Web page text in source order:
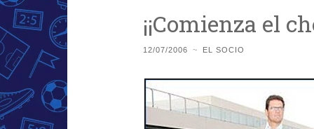
¡¡Comienza el
12/07/2006 ~ EL SOCIO